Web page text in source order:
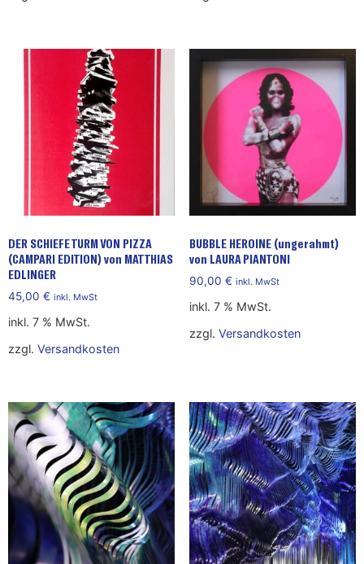
DER SCHIEFE TURM VON PIZZA
(CAMPARI EDITION) von MATTHIAS
EDLINGER
45,00 € inkl. MwSt
inkl. 7 % MwSt.
zzgl. Versandkosten
BUBBLE HEROINE (ungerahmt)
von LAURA PIANTONI
90,00 € inkl. MwSt
inkl. 7 % MwSt.
zzgl. Versandkosten